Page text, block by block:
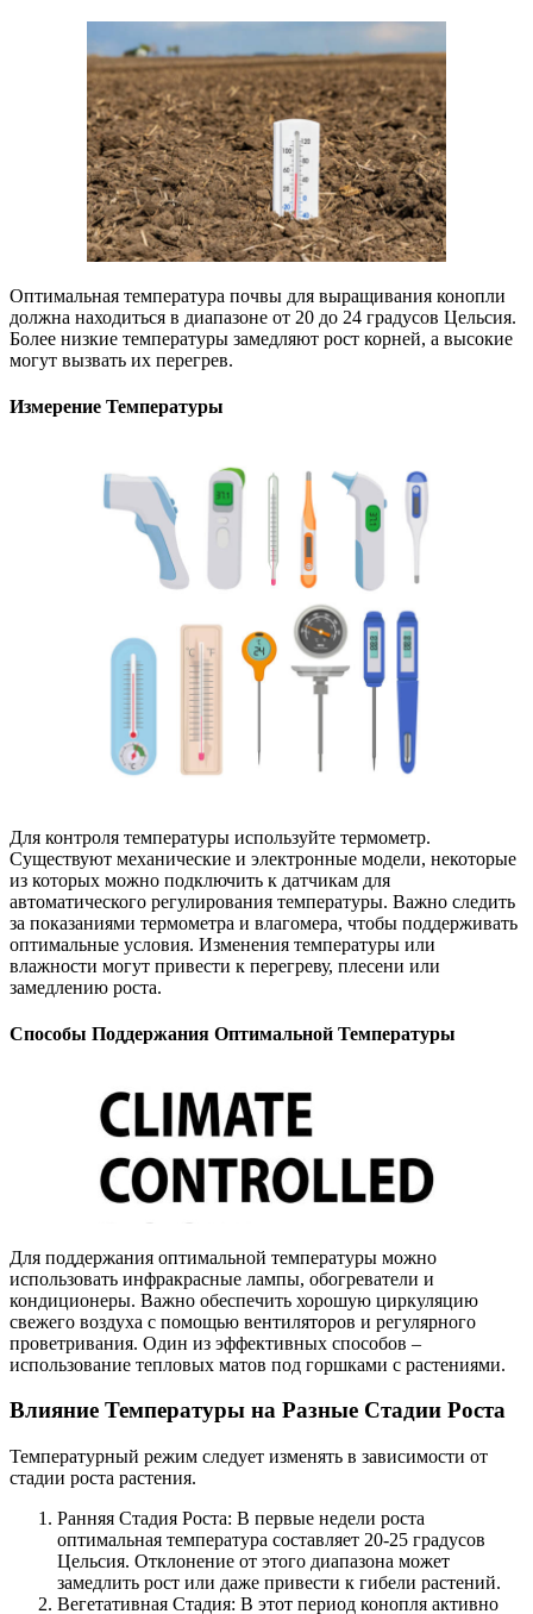
Оптимальная температура почвы для выращивания конопли
должна находиться в диапазоне от 20 до 24 градусов Цельсия.
Более низкие температуры замедляют рост корней, а высокие
могут вызвать их перегрев.
Измерение Температуры
Для контроля температуры используйте термометр.
Существуют механические и электронные модели, некоторые
из которых можно подключить к датчикам для
автоматического регулирования температуры. Важно следить
за показаниями термометра и влагомера, чтобы поддерживать
оптимальные условия. Изменения температуры или
влажности могут привести к перегреву, плесени или
замедлению роста.
Способы Поддержания Оптимальной Температуры
Для поддержания оптимальной температуры можно
использовать инфракрасные лампы, обогреватели и
кондиционеры. Важно обеспечить хорошую циркуляцию
свежего воздуха с помощью вентиляторов и регулярного
проветривания. Один из эффективных способов –
использование тепловых матов под горшками с растениями.
Влияние Температуры на Разные Стадии Роста
Температурный режим следует изменять в зависимости от
стадии роста растения.
Ранняя Стадия Роста: В первые недели роста
оптимальная температура составляет 20-25 градусов
Цельсия. Отклонение от этого диапазона может
замедлить рост или даже привести к гибели растений.
Вегетативная Стадия: В этот период конопля активно